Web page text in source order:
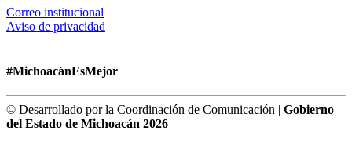
Correo institucional
Aviso de privacidad
#MichoacánEsMejor
© Desarrollado por la Coordinación de Comunicación | Gobierno
del Estado de Michoacán 2026